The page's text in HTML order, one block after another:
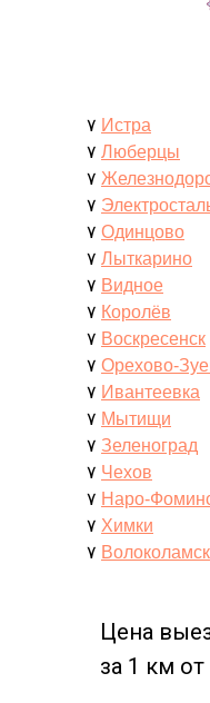
۷ Истра
۷ Люберцы
۷
۷
۷ Одинцово
۷ Лыткарино
۷ Видное
۷ Королёв
۷ Воскресенск
۷ Орехово-
۷ Ивантеевка
۷ Мытищи
۷ Зеленоград
۷ Чехов
۷ Наро-
۷ Химки
۷ Волоколамск
Цена
за 1 км